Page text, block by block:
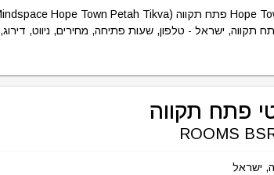
יגיע כפיים 24, פתח תקווה, ישראל - טלפון, שעות פתיחה, מחירים, ניווט, דירוג,
פתח תקווה
ROOMS